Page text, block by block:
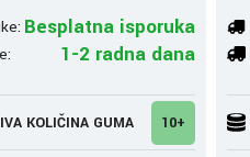
Besplatna isporuka
1-2 radna dana
KOLIČINA GUMA 10+